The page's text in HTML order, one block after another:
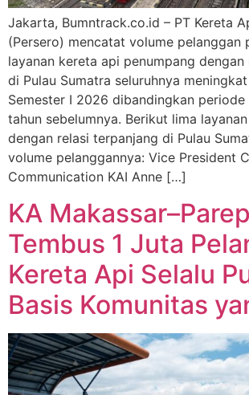
Jakarta, Bumntrack.co.id – PT Kereta
(Persero) mencatat volume pelanggan
layanan kereta api penumpang
di Pulau Sumatra seluruhnya
Semester I 2026 dibandingkan periode
tahun sebelumnya. Berikut lima
dengan relasi terpanjang di Pulau
volume pelanggannya: Vice President
Communication KAI Anne […]
KA
Tembus 1 Juta
Kereta Api Selalu
Basis Komunitas